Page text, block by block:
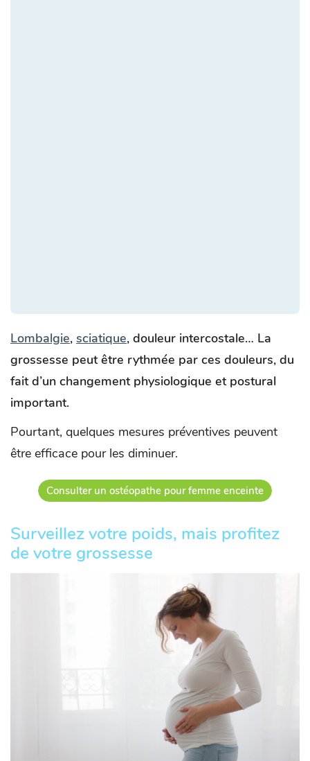
Lombalgie, sciatique, douleur intercostale… La
grossesse peut être rythmée par ces douleurs, du
fait d’un changement physiologique et postural
important.
Pourtant, quelques mesures préventives peuvent
être efficace pour les diminuer.
Consulter un ostéopathe pour femme enceinte
Surveillez votre poids, mais profitez
de votre grossesse